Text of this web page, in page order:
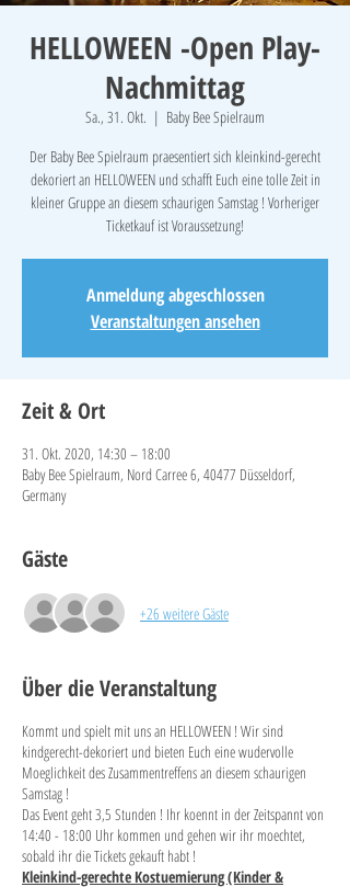
HELLOWEEN -Open Play-
Nachmittag
Sa., 31. Okt.
  |
Baby Bee Spielraum
Der Baby Bee Spielraum praesentiert sich kleinkind-gerecht
dekoriert an HELLOWEEN und schafft Euch eine tolle Zeit in
kleiner Gruppe an diesem schaurigen Samstag ! Vorheriger
Ticketkauf ist Voraussetzung!
Anmeldung abgeschlossen
Veranstaltungen ansehen
Zeit & Ort
31. Okt. 2020, 14:30 – 18:00
Baby Bee Spielraum, Nord Carree 6, 40477 Düsseldorf,
Germany
Gäste
+26 weitere Gäste
Über die Veranstaltung
Kommt und spielt mit uns an HELLOWEEN ! Wir sind
kindgerecht-dekoriert und bieten Euch eine wudervolle
Moeglichkeit des Zusammentreffens an diesem schaurigen
Samstag !
Das Event geht 3,5 Stunden ! Ihr koennt in der Zeitspannt von
14:40 - 18:00 Uhr kommen und gehen wir ihr moechtet,
sobald ihr die Tickets gekauft habt !
Kleinkind-gerechte Kostuemierung (Kinder &